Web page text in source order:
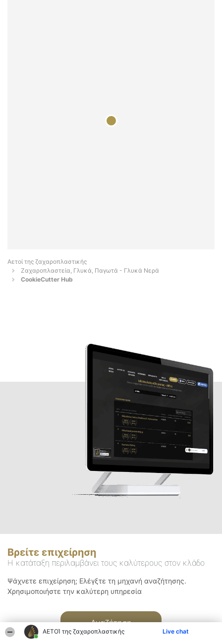
ΑΕΤΟΊ της ζαχαροπλαστικής Live chat
Αετοί της ζαχαροπλαστικής
Ζαχαροπλαστεία, Γλυκά, Παγωτά - Γλυκά Νερά
CookieCutter Hub
Βρείτε επιχείρηση
Η κατάταξη περιλαμβάνει τους καλύτερους στον κλάδο
Ψάχνετε επιχείρηση; Ελέγξτε τη μηχανή αναζήτησης.
Χρησιμοποιήστε την καλύτερη υπηρεσία
Αναζήτηση